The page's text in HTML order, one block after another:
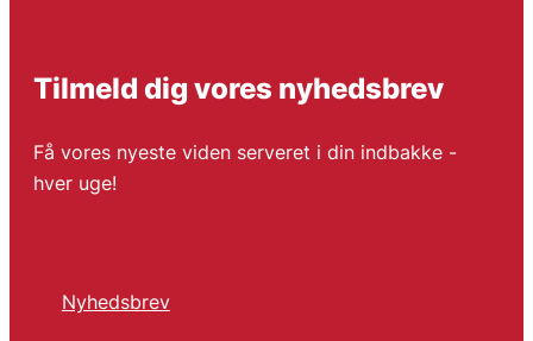
Tilmeld dig vores nyhedsbrev
Få vores nyeste viden serveret i din indbakke -
hver uge!
Nyhedsbrev